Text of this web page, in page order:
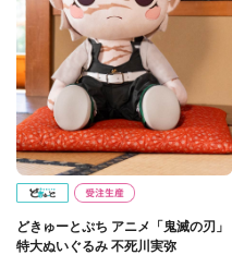
どきゅーとぷち アニメ「鬼滅の刃」
特大ぬいぐるみ 不死川実弥